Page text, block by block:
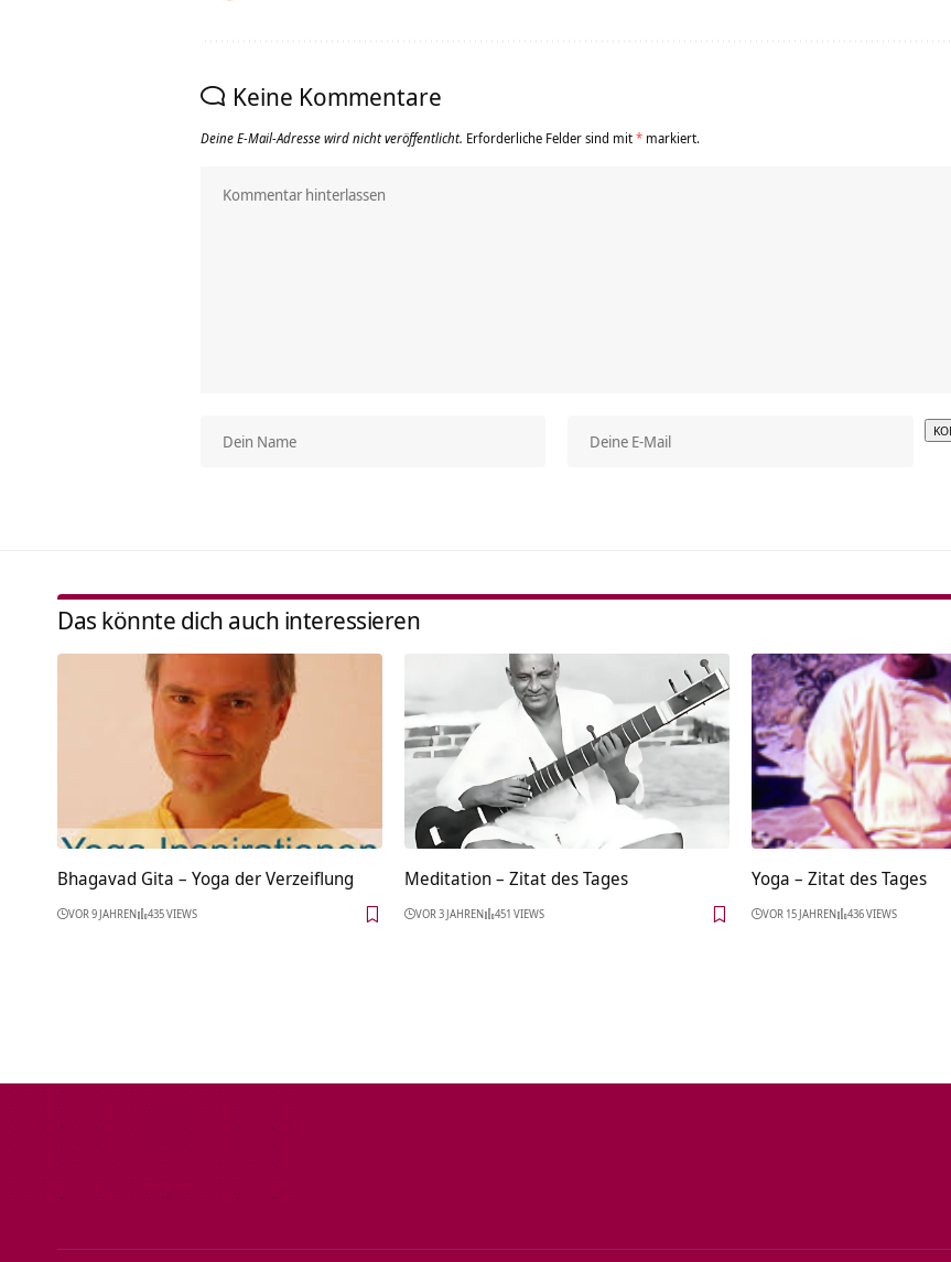
Keine Kommentare
Deine E-Mail-Adresse wird nicht veröffentlicht. Erforderliche Felder sind mit* markiert.
Das könnte dich auch interessieren
Bhagavad Gita – Yoga der Verzeiflung
VOR 9 JAHREN 435 VIEWS
Meditation – Zitat des Tages
VOR 3 JAHREN 451 VIEWS
Yoga – Zitat des Tages
VOR 15 JAHREN 436 VIEWS